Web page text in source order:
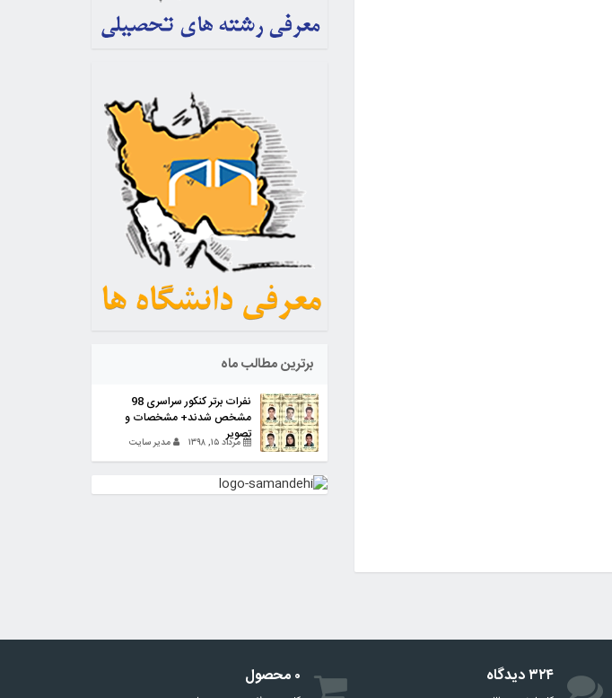
برترین مطالب ماه
نفرات برتر کنکور سراسری 98
مشخص شدند+ مشخصات و
تصویر
مرداد ۱۵, ۱۳۹۸ مدیر سایت
۳۲۴ دیدگاه ۰ محصول